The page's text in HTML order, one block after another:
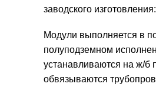
заводского изготовления:
Модули выполняется в
полуподземном
устанавливаются на ж/б
обвязываются